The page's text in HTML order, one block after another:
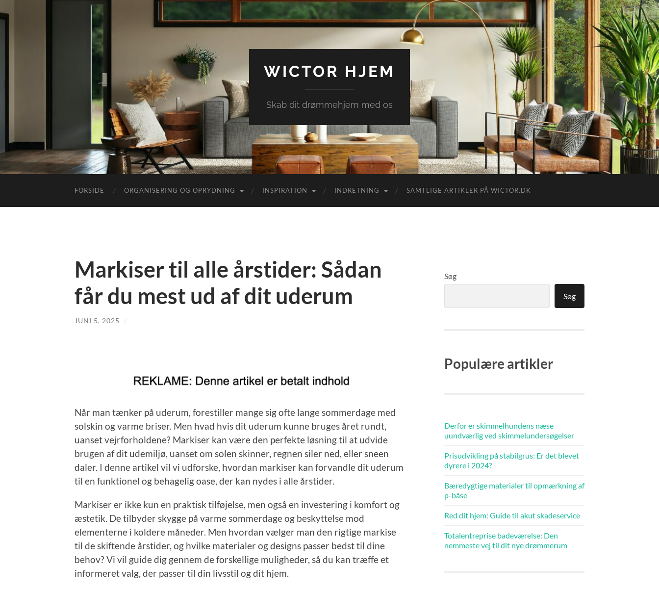
WICTOR HJEM
Skab dit drømmehjem med os
FORSIDE ORGANISERING OG OPRYDNING INSPIRATION INDRETNING SAMTLIGE ARTIKLER PÅ WICTOR.DK
Markiser til alle årstider: Sådan
får du mest ud af dit uderum
JUNI 5, 2025 /
Når man tænker på uderum, forestiller mange sig ofte lange sommerdage med
solskin og varme briser. Men hvad hvis dit uderum kunne bruges året rundt,
uanset vejrforholdene? Markiser kan være den perfekte løsning til at udvide
brugen af dit udemiljø, uanset om solen skinner, regnen siler ned, eller sneen
daler. I denne artikel vil vi udforske, hvordan markiser kan forvandle dit uderum
til en funktionel og behagelig oase, der kan nydes i alle årstider.
Markiser er ikke kun en praktisk tilføjelse, men også en investering i komfort og
æstetik. De tilbyder skygge på varme sommerdage og beskyttelse mod
elementerne i koldere måneder. Men hvordan vælger man den rigtige markise
til de skiftende årstider, og hvilke materialer og designs passer bedst til dine
behov? Vi vil guide dig gennem de forskellige muligheder, så du kan træffe et
informeret valg, der passer til din livsstil og dit hjem.
Søg
Søg
Populære artikler
Derfor er skimmelhundens næse
uundværlig ved skimmelundersøgelser
Prisudvikling på stabilgrus: Er det blevet
dyrere i 2024?
Bæredygtige materialer til opmærkning af
p-båse
Red dit hjem: Guide til akut skadeservice
Totalentreprise badeværelse: Den
nemmeste vej til dit nye drømmerum